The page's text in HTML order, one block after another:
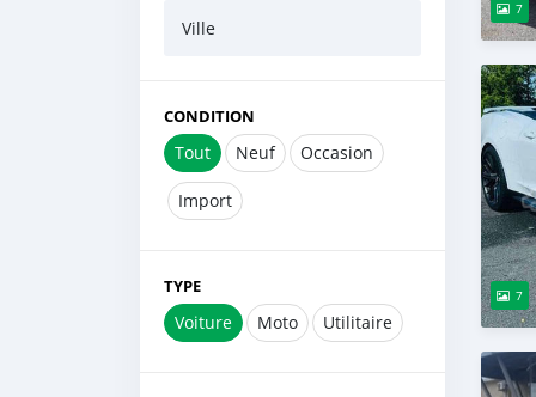
Ville
CONDITION
Tout Neuf Occasion
Import
TYPE
Voiture Moto Utilitaire
7
7